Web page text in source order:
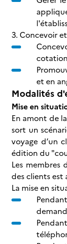
3. Concevoir
cotation
et en
Modalités
Mise en
En amont de
sort un
voyage d’un
édition du
Les membres
des clients est
La mise en